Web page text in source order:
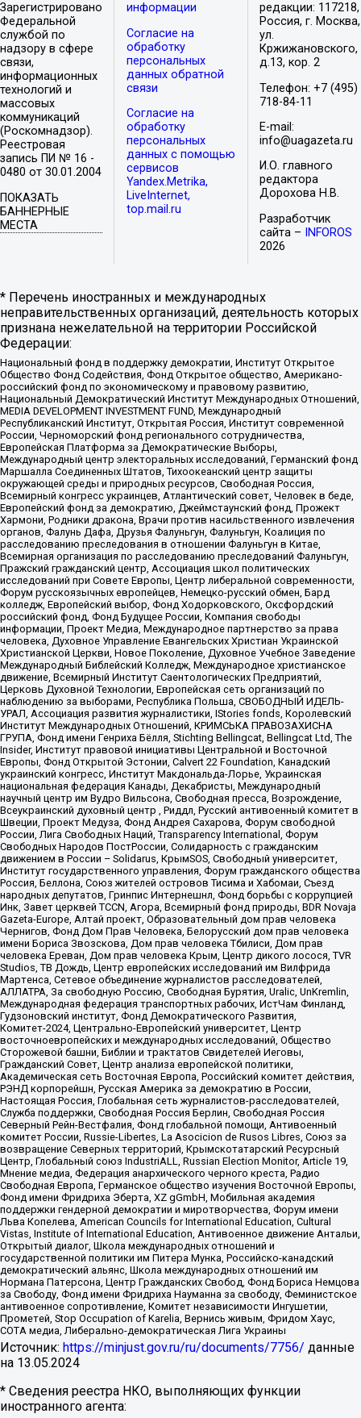
Зарегистрировано
Федеральной
службой по
надзору в сфере
связи,
информационных
технологий и
массовых
коммуникаций
(Роскомнадзор).
Реестровая
запись ПИ № 16 -
0480 от 30.01.2004
ПОКАЗАТЬ
БАННЕРНЫЕ
МЕСТА
информации
Согласие на
обработку
персональных
данных обратной
связи
Согласие на
обработку
персональных
данных с помощью
сервисов
Yandex.Metrika,
LiveInternet,
top.mail.ru
редакции: 117218,
Россия, г. Москва,
ул.
Кржижановского,
д.13, кор. 2
Телефон: +7 (495)
718-84-11
E-mail:
info@uagazeta.ru
И.О. главного
редактора
Дорохова Н.В.
Разработчик
сайта –
INFOROS
2026
* Перечень иностранных и международных
неправительственных организаций, деятельность которых
признана нежелательной на территории Российской
Федерации:
Национальный фонд в поддержку демократии, Институт Открытое
Общество Фонд Содействия, Фонд Открытое общество, Американо-
российский фонд по экономическому и правовому развитию,
Национальный Демократический Институт Международных Отношений,
MEDIA DEVELOPMENT INVESTMENT FUND, Международный
Республиканский Институт, Открытая Россия, Институт современной
России, Черноморский фонд регионального сотрудничества,
Европейская Платформа за Демократические Выборы,
Международный центр электоральных исследований, Германский фонд
Маршалла Соединенных Штатов, Тихоокеанский центр защиты
окружающей среды и природных ресурсов, Свободная Россия,
Всемирный конгресс украинцев, Атлантический совет, Человек в беде,
Европейский фонд за демократию, Джеймстаунский фонд, Прожект
Хармони, Родники дракона, Врачи против насильственного извлечения
органов, Фалунь Дафа, Друзья Фалуньгун, Фалуньгун, Коалиция по
расследованию преследования в отношении Фалуньгун в Китае,
Всемирная организация по расследованию преследований Фалуньгун,
Пражский гражданский центр, Ассоциация школ политических
исследований при Совете Европы, Центр либеральной современности,
Форум русскоязычных европейцев, Немецко-русский обмен, Бард
колледж, Европейский выбор, Фонд Ходорковского, Оксфордский
российский фонд, Фонд Будущее России, Компания свободы
информации, Проект Медиа, Международное партнерство за права
человека, Духовное Управление Евангельских Христиан Украинской
Христианской Церкви, Новое Поколение, Духовное Учебное Заведение
Международный Библейский Колледж, Международное христианское
движение, Всемирный Институт Саентологических Предприятий,
Церковь Духовной Технологии, Европейская сеть организаций по
наблюдению за выборами, Республика Польша, СВОБОДНЫЙ ИДЕЛЬ-
УРАЛ, Ассоциация развития журналистики, IStories fonds, Королевский
Институт Международных Отношений, КРИМСЬКА ПРАВОЗАХИСНА
ГРУПА, Фонд имени Генриха Бёлля, Stichting Bellingcat, Bellingcat Ltd, The
Insider, Институт правовой инициативы Центральной и Восточной
Европы, Фонд Открытой Эстонии, Calvert 22 Foundation, Канадский
украинский конгресс, Институт Макдональда-Лорье, Украинская
национальная федерация Канады, Декабристы, Международный
научный центр им Вудро Вильсона, Свободная пресса, Возрождение,
Всеукраинский духовный центр , Риддл, Русский антивоенный комитет в
Швеции, Проект Медуза, Фонд Андрея Сахарова, Форум свободной
России, Лига Свободных Наций, Transparеncy International, Форум
Свободных Народов ПостРоссии, Солидарность с гражданским
движением в России – Solidarus, КрымSOS, Свободный университет,
Институт государственного управления, Форум гражданского общества
Россия, Беллона, Союз жителей островов Тисима и Хабомаи, Съезд
народных депутатов, Гринпис Интернешнл, Фонд борьбы с коррупцией
Инк, Завет церквей TCCN, Агора, Всемирный фонд природы, BDR Novaja
Gazeta-Europe, Алтай проект, Образовательный дом прав человека
Чернигов, Фонд Дом Прав Человека, Белорусский дом прав человека
имени Бориса Звозскова, Дом прав человека Тбилиси, Дом прав
человека Ереван, Дом прав человека Крым, Центр дикого лосося, TVR
Studios, ТВ Дождь, Центр европейских исследований им Вилфрида
Мартенса, Сетевое объединение журналистов расследователей,
АЛЛАТРА, За свободную Россию, Свободная Бурятия, Uralic, UnKremlin,
Международная федерация транспортных рабочих, ИстЧам Финланд,
Гудзоновский институт, Фонд Демократического Развития,
Комитет-2024, Центрально-Европейский университет, Центр
восточноевропейских и международных исследований, Общество
Сторожевой башни, Библии и трактатов Свидетелей Иеговы,
Гражданский Совет, Центр анализа европейской политики,
Академическая сеть Восточная Европа, Российский комитет действия,
РЭНД корпорейшн, Русская Америка за демократию в России,
Настоящая Россия, Глобальная сеть журналистов-расследователей,
Служба поддержки, Свободная Россия Берлин, Свободная Россия
Северный Рейн-Вестфалия, Фонд глобальной помощи, Антивоенный
комитет России, Russie-Libertes, La Asocicion de Rusos Libres, Союз за
возвращение Северных территорий, Крымскотатарский Ресурсный
Центр, Глобальный союз IndustriALL, Russian Election Monitor, Article 19,
Мнение медиа, Федерация анархического черного креста, Радио
Свободная Европа, Германское общество изучения Восточной Европы,
Фонд имени Фридриха Эберта, XZ gGmbH, Мобильная академия
поддержки гендерной демократии и миротворчества, Форум имени
Льва Копелева, American Councils for International Education, Cultural
Vistas, Institute of International Education, Антивоенное движение Антальи,
Открытый диалог, Школа международных отношений и
государственной политики им Питера Мунка, Российско-канадский
демократический альянс, Школа международных отношений им
Нормана Патерсона, Центр Гражданских Свобод, Фонд Бориса Немцова
за Свободу, Фонд имени Фридриха Науманна за свободу, Феминистское
антивоенное сопротивление, Комитет независимости Ингушетии,
Прометей, Stop Occupation of Karelia, Вернись живым, Фридом Хаус,
СОТА медиа, Либерально-демократическая Лига Украины
Источник: https://minjust.gov.ru/ru/documents/7756/ данные
на 13.05.2024
* Сведения реестра НКО, выполняющих функции
иностранного агента: